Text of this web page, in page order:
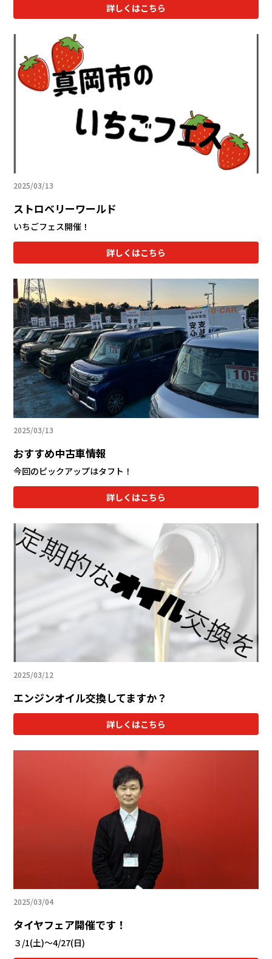
詳しくはこちら
2025/03/13
ストロベリーワールド
いちごフェス開催！
詳しくはこちら
2025/03/13
おすすめ中古車情報
今回のピックアップはタフト！
詳しくはこちら
2025/03/12
エンジンオイル交換してますか？
詳しくはこちら
2025/03/04
タイヤフェア開催です！
３/1(土)～4/27(日)